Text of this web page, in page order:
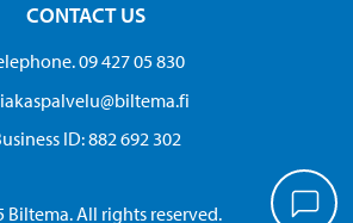
CONTACT US
09 427 05 830
ID:​ 882 692 302
Biltema. All rights reserved.